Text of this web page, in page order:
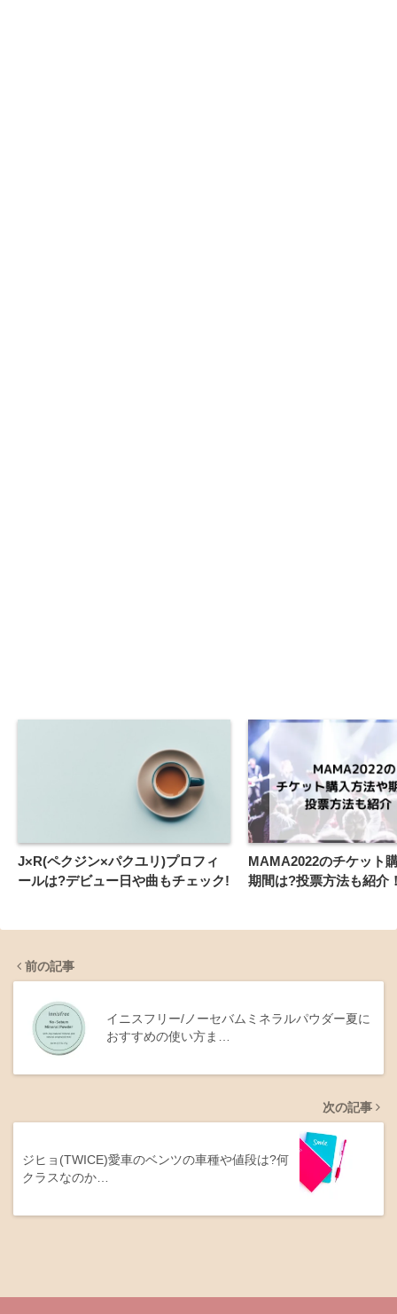
J×R(ペクジン×パクユリ)プロフィ
ールは?デビュー日や曲もチェック!
MAMA2022のチケット
期間は?投票方法も紹介
前の記事
イニスフリー/ノーセバムミネラルパウダー夏に
おすすめの使い方ま…
次の記事
ジヒョ(TWICE)愛車のベンツの車種や値段は?何
クラスなのか…